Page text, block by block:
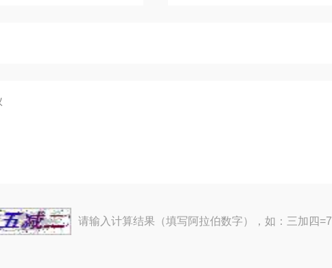
请输入计算结果（填写阿拉伯数字），如：三加四=7